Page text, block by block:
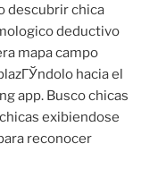
descubrir chica
deductivo
mapa campo
hacia el
app. Busco chicas
exibiendose
reconocer